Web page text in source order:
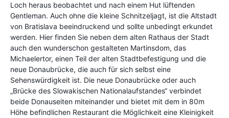
Loch heraus beobachtet und nach einem Hut lüftenden
Gentleman. Auch ohne die kleine Schnitzeljagt, ist die Altstadt
von Bratislava beeindruckend und sollte unbedingt erkundet
werden. Hier finden Sie neben dem alten Rathaus der Stadt
auch den wunderschon gestalteten Martinsdom, das
Michaelertor, einen Teil der alten Stadtbefestigung und die
neue Donaubrücke, die auch für sich selbst eine
Sehenswürdigkeit ist. Die neue Donaubrücke oder auch
„Brücke des Slowakischen Nationalaufstandes“ verbindet
beide Donauseiten miteinander und bietet mit dem in 80m
Höhe befindlichen Restaurant die Möglichkeit eine Kleinigkeit